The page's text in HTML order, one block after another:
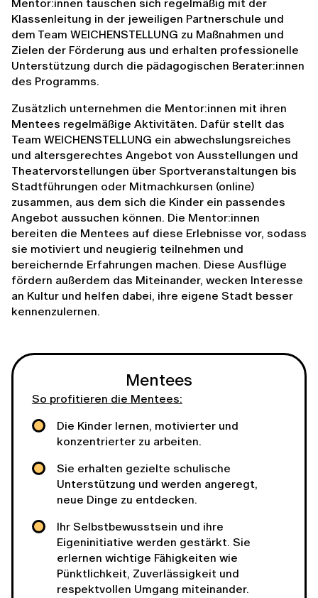
Klassenleitung in der jeweiligen Partnerschule und
dem Team WEICHENSTELLUNG zu Maßnahmen und
Zielen der Förderung aus und erhalten professionelle
Unterstützung durch die pädagogischen Berater:innen
des Programms.
Zusätzlich unternehmen die Mentor:innen mit ihren
Mentees regelmäßige Aktivitäten. Dafür stellt das
Team WEICHENSTELLUNG ein abwechslungsreiches
und altersgerechtes Angebot von Ausstellungen und
Theatervorstellungen über Sportveranstaltungen bis
Stadtführungen oder Mitmachkursen (online)
zusammen, aus dem sich die Kinder ein passendes
Angebot aussuchen können. Die Mentor:innen
bereiten die Mentees auf diese Erlebnisse vor, sodass
sie motiviert und neugierig teilnehmen und
bereichernde Erfahrungen machen. Diese Ausflüge
fördern außerdem das Miteinander, wecken Interesse
an Kultur und helfen dabei, ihre eigene Stadt besser
kennenzulernen.
Mentees
So profitieren die Mentees:
Die Kinder lernen, motivierter und
konzentrierter zu arbeiten.
Sie erhalten gezielte schulische
Unterstützung und werden angeregt,
neue Dinge zu entdecken.
Ihr Selbstbewusstsein und ihre
Eigeninitiative werden gestärkt. Sie
erlernen wichtige Fähigkeiten wie
Pünktlichkeit, Zuverlässigkeit und
respektvollen Umgang miteinander.